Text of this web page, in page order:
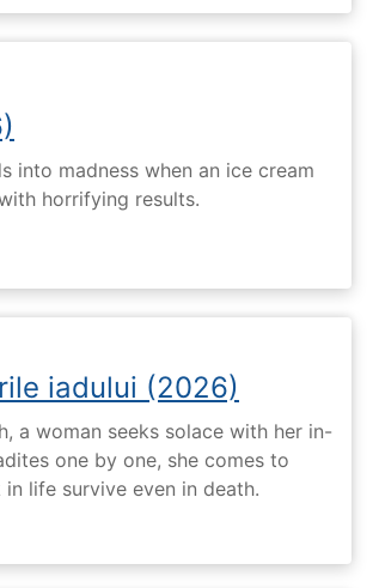
into madness when an ice cream
horrifying results.
iadului (2026)
a woman seeks solace with her in-
one by one, she comes to
life survive even in death.